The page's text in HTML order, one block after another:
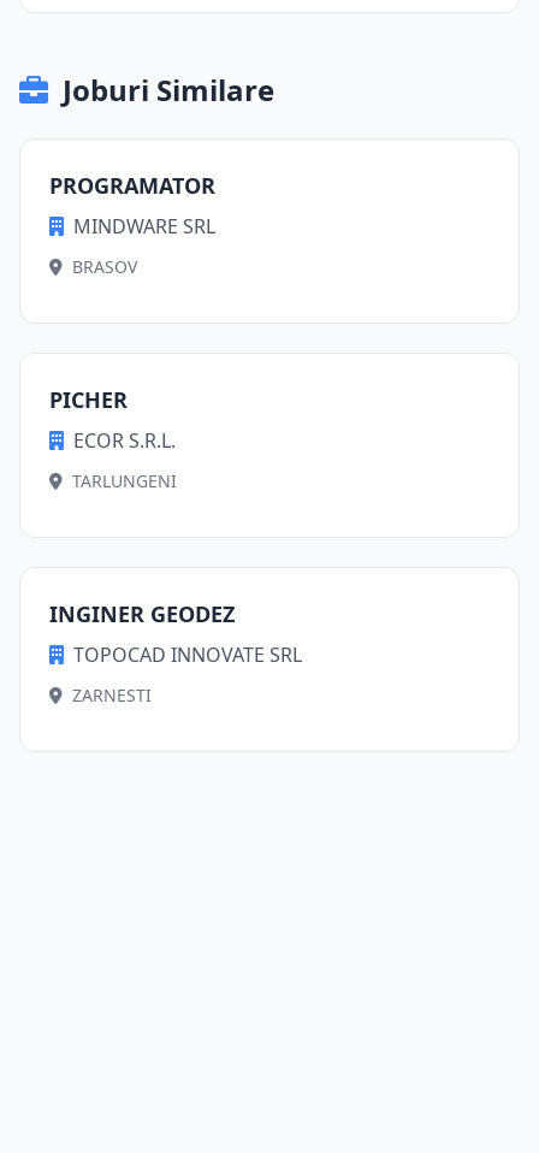
Joburi Similare
PROGRAMATOR
MINDWARE SRL
BRASOV
PICHER
ECOR S.R.L.
TARLUNGENI
INGINER GEODEZ
TOPOCAD INNOVATE SRL
ZARNESTI